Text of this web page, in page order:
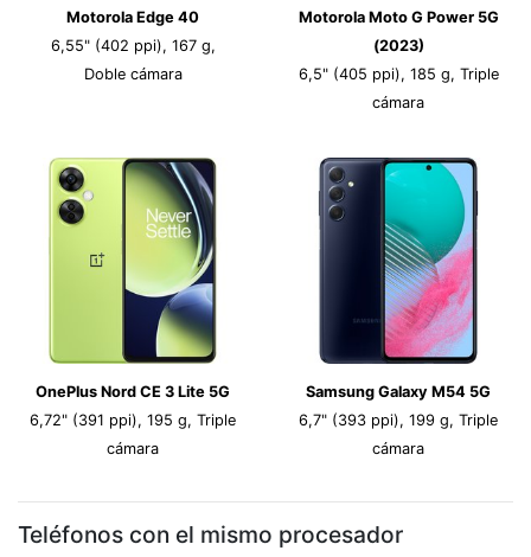
Motorola Edge 40
6,55" (402 ppi), 167 g,
Doble cámara
Motorola Moto G Power 5G
(2023)
6,5" (405 ppi), 185 g, Triple
cámara
OnePlus Nord CE 3 Lite 5G
6,72" (391 ppi), 195 g, Triple
cámara
Samsung Galaxy M54 5G
6,7" (393 ppi), 199 g, Triple
cámara
Teléfonos con el mismo procesador